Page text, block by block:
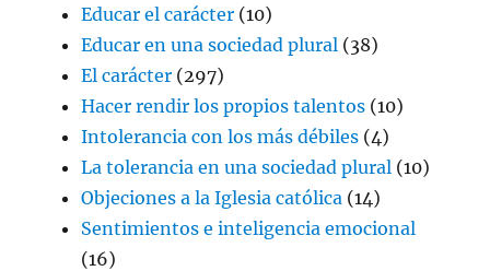
Educar el carácter (10)
Educar en una sociedad plural (38)
El carácter (297)
Hacer rendir los propios talentos (10)
Intolerancia con los más débiles (4)
La tolerancia en una sociedad plural (10)
Objeciones a la Iglesia católica (14)
Sentimientos e inteligencia emocional
(16)